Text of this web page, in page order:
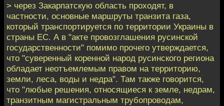
> через Закарпатскую область проходят, в
частности, основные маршруты транзита газа,
который транспортируется по территории Украины в
страны ЕС. А в "акте провозглашения русинской
государственности" помимо прочего утверждается,
что "суверенный коренной народ русинского региона
обладает неотъемлемым правом на территорию,
земли, леса, воды и недра". Там также говорится,
что "любые решения, относящиеся к земле, недрам,
транзитным магистральным трубопроводам,